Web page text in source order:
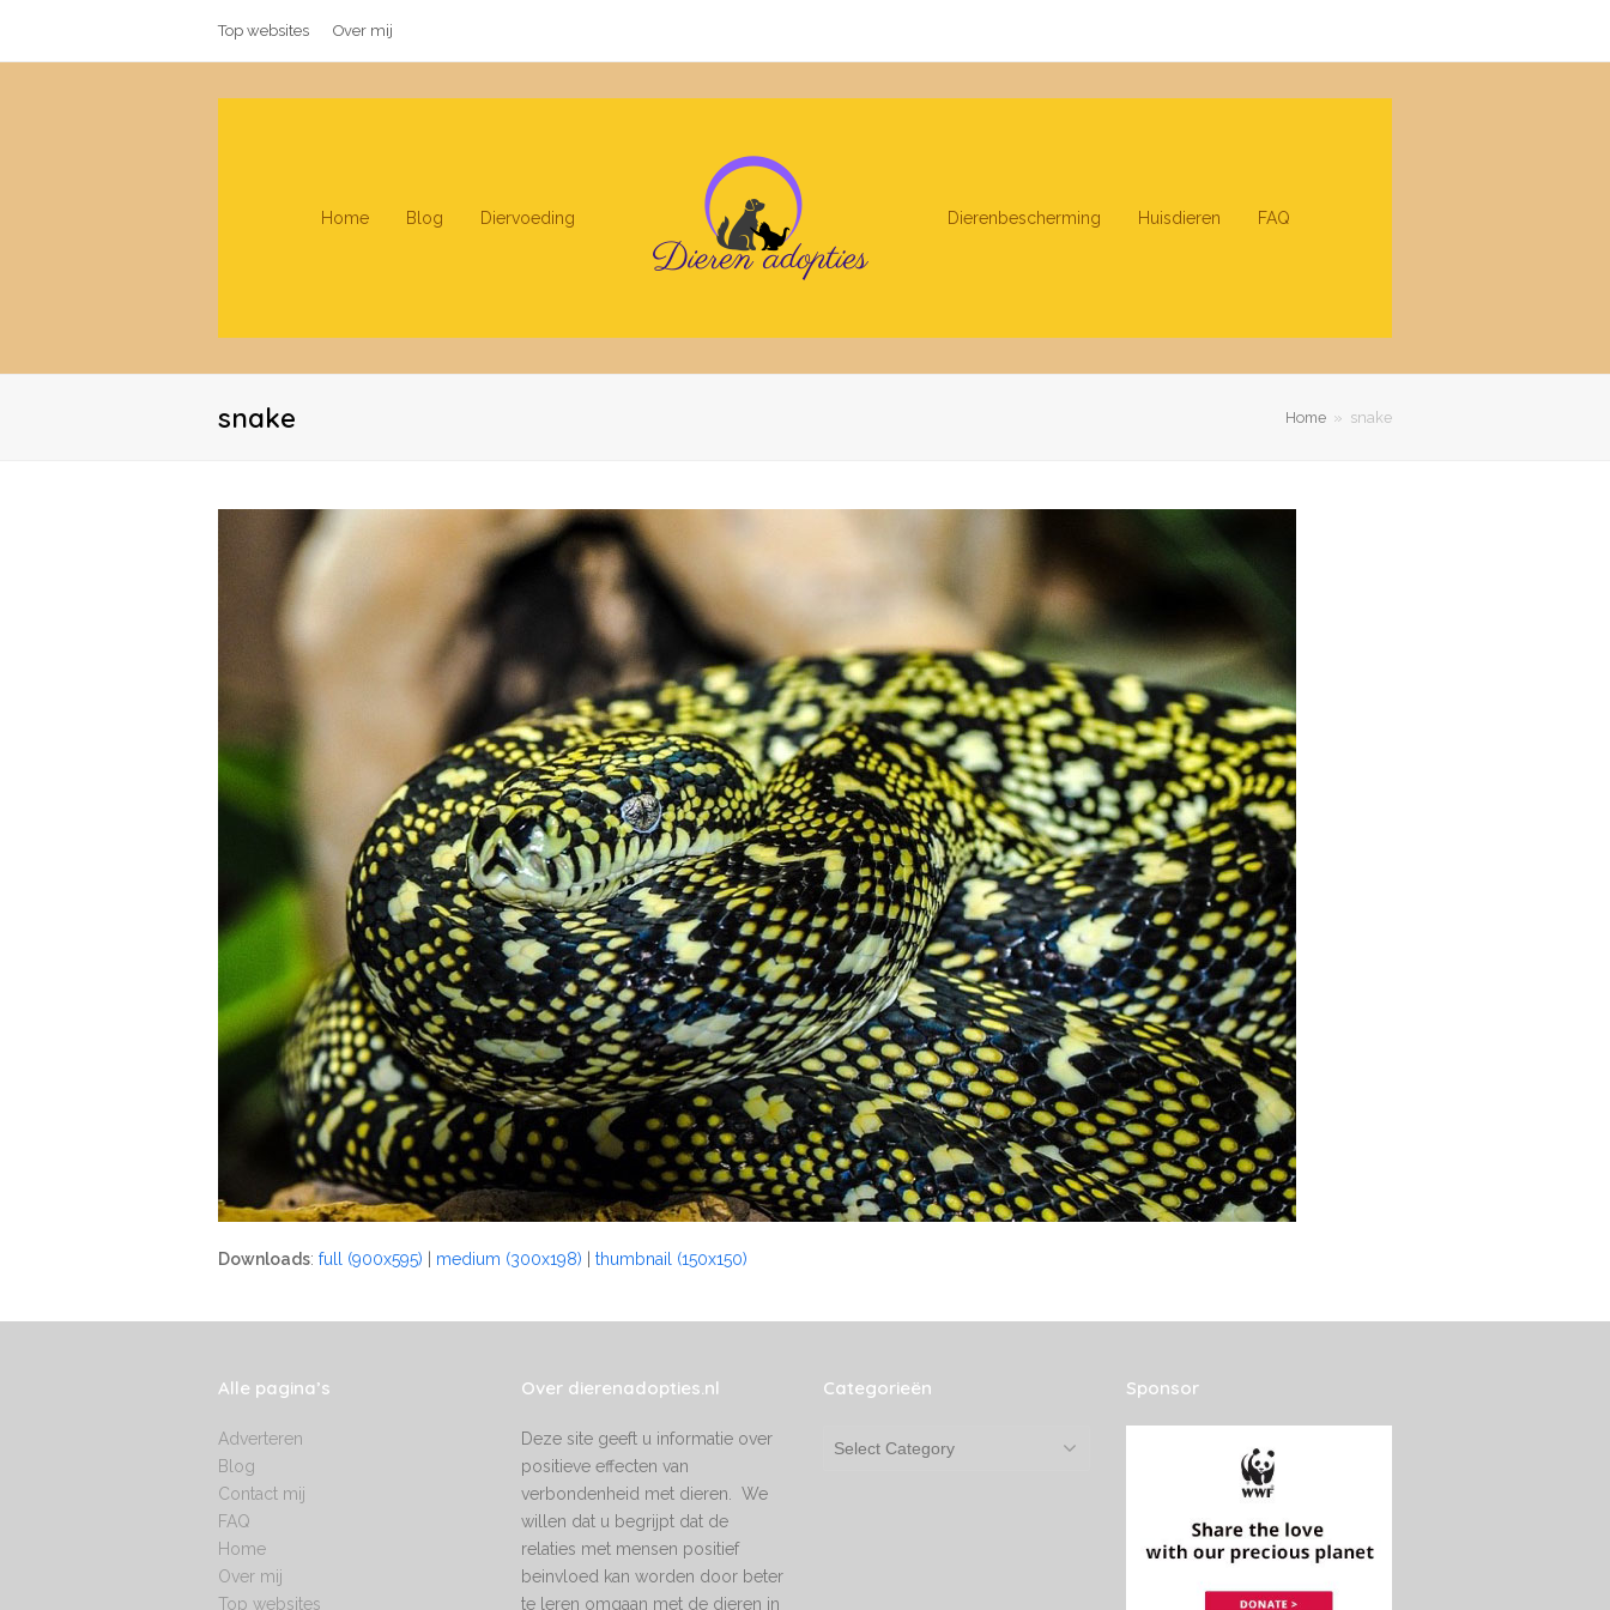
Top websites Over mij
Home Blog Diervoeding Dierenbescherming Huisdieren FAQ
snake Home » snake
Downloads: full (900x595) medium (300x198) thumbnail (150x150)
Alle pagina’s
Adverteren
Blog
Contact mij
FAQ
Home
Over mij
Top websites
Over dierenadopties.nl
Deze site geeft u informatie over
positieve effecten van
verbondenheid met dieren. We
willen dat u begrijpt dat de
relaties met mensen positief
beinvloed kan worden door beter
te leren omgaan met de dieren in
Categorieën
Categorieën
Sponsor